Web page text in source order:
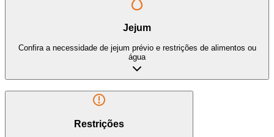
Jejum
Confira a necessidade de jejum prévio e restrições de alimentos ou
água
Restrições